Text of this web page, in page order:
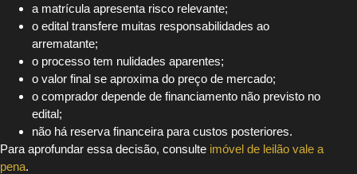
a matrícula apresenta risco relevante;
o edital transfere muitas responsabilidades ao
arrematante;
o processo tem nulidades aparentes;
o valor final se aproxima do preço de mercado;
o comprador depende de financiamento não previsto no
edital;
não há reserva financeira para custos posteriores.
Para aprofundar essa decisão, consulte imóvel de leilão vale a
pena.